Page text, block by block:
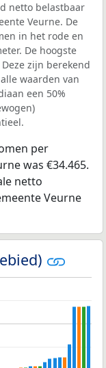
netto belastbaar
Veurne. De
in het rode en
De hoogste
zijn berekend
waarden van
een 50%
per
was €34.465.
netto
Veurne